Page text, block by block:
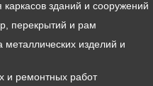
каркасов зданий и сооружений
перекрытий и рам
металлических изделий и
и ремонтных работ